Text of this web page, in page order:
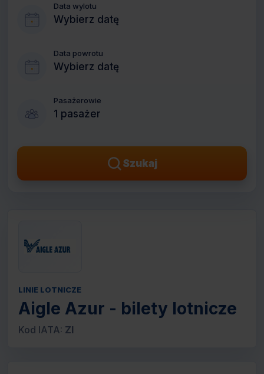
Data wylotu
Wybierz datę
Data powrotu
Wybierz datę
Pasażerowie
1 pasażer
Szukaj
LINIE LOTNICZE
Aigle Azur - bilety lotnicze
Kod IATA: ZI